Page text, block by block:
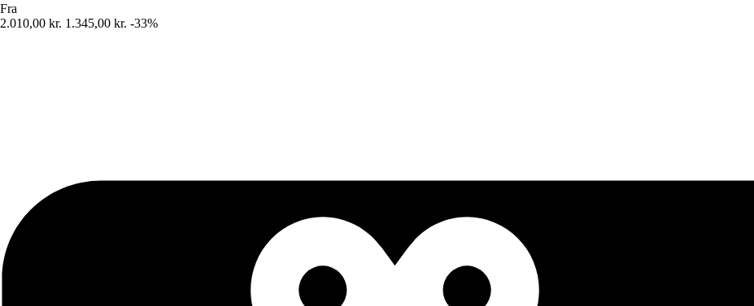
Fra
2.010,00 kr. 1.345,00 kr. -33%